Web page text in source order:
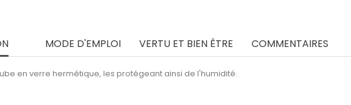
MODE D'EMPLOI VERTU ET BIEN ÊTRE COMMENTAIRES
en verre hermétique, les protégeant ainsi de l'humidité.